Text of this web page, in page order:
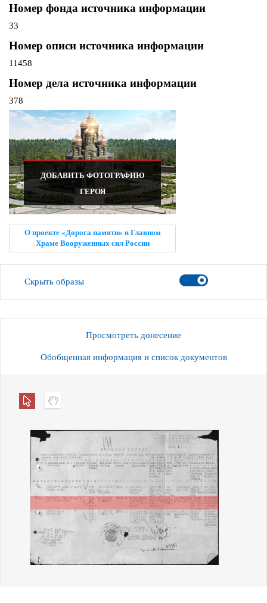
Номер фонда источника информации
33
Номер описи источника информации
11458
Номер дела источника информации
378
ДОБАВИТЬ ФОТОГРАФИЮ
ГЕРОЯ
О проекте «Дорога памяти» в Главном
Храме Вооруженных сил России
Скрыть образы
Просмотреть донесение
Обобщенная информация и список документов